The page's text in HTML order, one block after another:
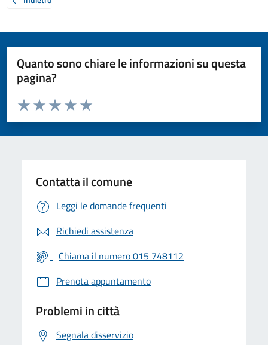
Quanto sono chiare le informazioni su questa
pagina?
Valuta da 1 a 5 stelle la pagina
Valuta 5 stelle su 5
Valuta 4 stelle su 5
Valuta 3 stelle su 5
Valuta 2 stelle su 5
Valuta 1 stelle su 5
Contatta il comune
Leggi le domande frequenti
Richiedi assistenza
Chiama il numero 015 748112
Prenota appuntamento
Problemi in città
Segnala disservizio